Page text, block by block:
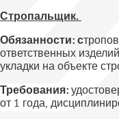
Стропальщик.
Обязанности:с
ответственных
укладки на объекте
Требования:
от 1 года,